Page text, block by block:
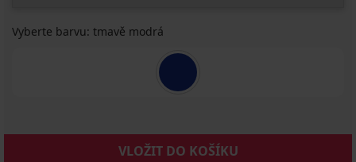
Vyberte barvu: tmavě modrá
VLOŽIT DO KOŠÍKU